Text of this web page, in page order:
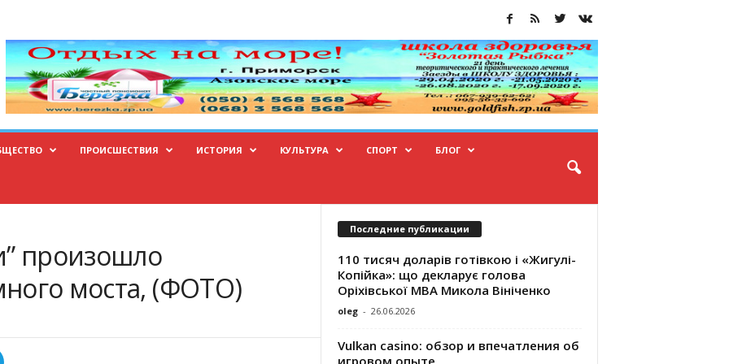
ПРОИСШЕСТВИЯ ИСТОРИЯ КУЛЬТУРА СПОРТ БЛОГ
произошло
моста, (ФОТО)
Последние публикации
110 тисяч доларів готівкою і «Жигулі-
Копійка»: що декларує голова
Оріхівської МВА Микола Вініченко
oleg - 26.06.2026
Vulkan casino: обзор и впечатления об
игровом опыте